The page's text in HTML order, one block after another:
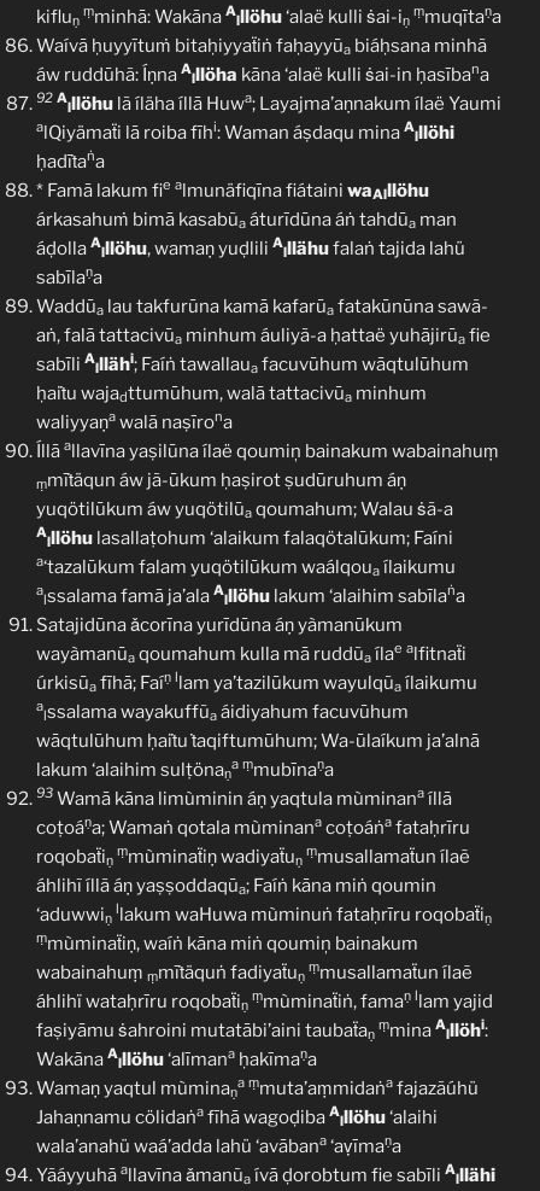
kifluṇ
ṃminhā: Wakāna A
lllöhu‘alaë kulli ṡai-iṇ
ṃmuqītaṇa
Waívā ḥuyyītuṁ bitaḥiyyaẗiṅ faḥayyūa biáḥsana minhã
áw ruddūhã: Íṇna A
lllöha kāna ‘alaë kulli ṡai-in ḥasībana
92 A
lllöhu lã íläha íllā Huwa; Layajma’aṇnakum ílaë Yaumi
alQiyämaẗi lā roiba fīhi: Waman áṣdaqu mina A
lllöhi
ḥadīṫaṅa
* Famā lakum fie almunäfiqīna fiátaini waAlllöhu
árkasahuṁ bimā kasabũa áturīdūna áṅ tahdūa man
áḍolla A
lllöhu, wamaṇ yuḍlili A
lllähufalaṅ tajida lahü
sabīlaṇa
Waddūa lau takfurūna kamā kafarūa fatakūnūna sawã-
aṅ, falā tattacivūa minhum áuliyã-a ḥattaë yuhājirūa fie
sabīli A
lllähi; Faíṅ tawallaua facuvūhum wāqtulūhum
ḥaiṫu wajadttumūhum, walā tattacivūa minhum
waliyyaṇa walā naṣīrona
Íllā allavīna yaṣilūna ílaë qoumiņ bainakum wabainahuṃ
ṃmīṫäqun áw jã-ūkum ḥaṣirot ṣudūruhum áṇ
yuqötilūkum áw yuqötilūa qoumahum; Walau ṡã-a
A
lllöhu lasallaṭohum ‘alaikum falaqötalūkum; Faíni
a‘tazalūkum falam yuqötilūkum waálqoua ílaikumu
a
lssalama famā ja’ala A
lllöhu lakum ‘alaihim sabīlaṅa
Satajidūna ǎcorīna yurīdūna áṇ yàmanūkum
wayàmanūa qoumahum kulla mā ruddũa ílae alfitnaẗi
úrkisūa fīhā; Faíṇ llam ya’tazilūkum wayulqũa ílaikumu
a
lssalama wayakuffũa áidiyahum facuvūhum
wāqtulūhum ḥaiṫu ṫaqiftumūhum; Wa-ūlaíkum ja’alnā
lakum ‘alaihim sulṭönaṇ
a ṃmubīnaṇa
93 Wamā kāna limùminin áṇ yaqtula mùminana íllā
coṭoáṇa; Wamaṅ qotala mùminana coṭoáṅa fataḥrīru
roqobaẗiṇ
ṃmùminaẗiṇ wadiyaẗuṇ
ṃmusallamaẗun ílaẽ
áhlihĩ íllã áṇ yaṣṣoddaqūa; Faíṅ kāna miṅ qoumin
‘aduwwiṇ
llakum waHuwa mùminuṅ fataḥrīru roqobaẗiṇ
ṃmùminaẗiṇ, waíṅ kāna miṅ qoumiņ bainakum
wabainahuṃ ṃmīṫäquṅ fadiyaẗuṇ
ṃmusallamaẗun ílaẽ
áhlihï wataḥrīru roqobaẗiṇ
ṃmùminaẗiṅ, famaṇ llam yajid
faṣiyāmu ṡahroini mutatābi’aini taubaẗaṇ
ṃmina A
lllöhi:
Wakāna A
lllöhu‘alīmana ḥakīmaṇa
Wamaṇ yaqtul mùminaṇ
a ṃmuta’aṃmidaṅa fajazãúhü
Jahaṇnamu cölidaṅa fīhā wagoḍiba A
lllöhu‘alaihi
wala’anahü waá’adda lahü ‘avābana ‘aṿīmaṇa
Yãáyyuhā allavīna ǎmanũa ívā ḍorobtum fie sabīli A
lllähi